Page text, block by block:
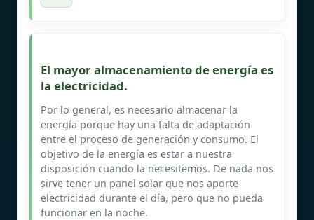
El mayor almacenamiento de energía es
la electricidad.
Por lo general, es necesario almacenar la
energía porque hay una falta de adaptación
entre el proceso de generación y consumo. El
objetivo de la energía es estar a nuestra
disposición cuando la necesitemos. De nada nos
sirve tener un panel solar que nos aporte
electricidad durante el día, pero que no pueda
funcionar en la noche.